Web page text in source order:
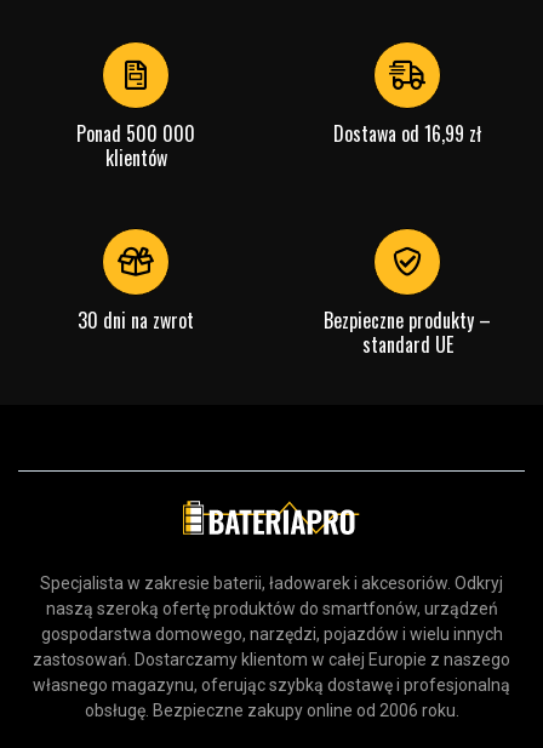
Ponad 500 000
klientów
Dostawa od 16,99 zł
30 dni na zwrot
Bezpieczne produkty –
standard UE
Specjalista w zakresie baterii, ładowarek i akcesoriów. Odkryj
naszą szeroką ofertę produktów do smartfonów, urządzeń
gospodarstwa domowego, narzędzi, pojazdów i wielu innych
zastosowań. Dostarczamy klientom w całej Europie z naszego
własnego magazynu, oferując szybką dostawę i profesjonalną
obsługę. Bezpieczne zakupy online od 2006 roku.